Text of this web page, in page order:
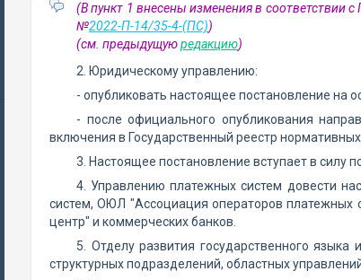
(В пункт 1 внесены изменения в соответствии
№2022-П-14/35-4-(ПС))
(см. предыдущуюредакцию)
2. Юридическому управлению:
- опубликовать настоящее постановление на
- после официального опубликования
включения в Государственный реестр
3. Настоящее постановление вступает в силу
4. Управлению платежных систем довести
систем, ОЮЛ "Ассоциация операторов платежных
центр" и коммерческих банков.
5. Отделу развития государственного
структурных подразделений, областных